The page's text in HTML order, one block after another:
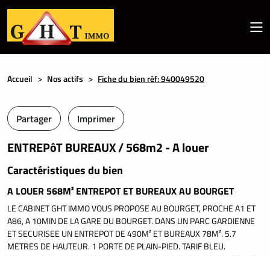
Accueil Nos actifs Fiche du bien réf: 940049520
ENTREPôT BUREAUX / 568m2 - A louer
Caractéristiques du bien
Partager Imprimer
A LOUER 568M² ENTREPOT ET BUREAUX AU BOURGET
LE CABINET GHT IMMO VOUS PROPOSE AU BOURGET, PROCHE A1 ET
A86, A 10MIN DE LA GARE DU BOURGET. DANS UN PARC GARDIENNE
ET SECURISEE UN ENTREPOT DE 490M² ET BUREAUX 78M². 5.7
METRES DE HAUTEUR. 1 PORTE DE PLAIN-PIED. TARIF BLEU.